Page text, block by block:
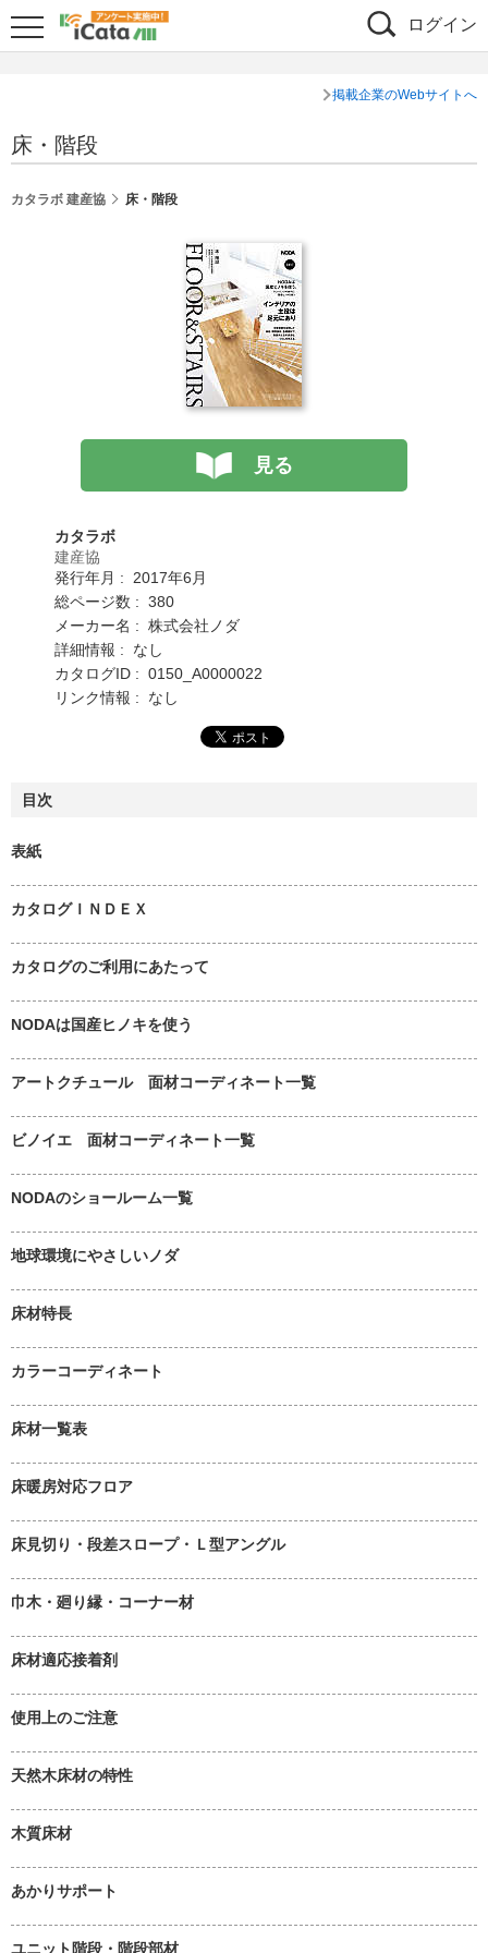
ログイン
掲載企業のWebサイトへ
床・階段
カタラボ 建産協 床・階段
見る
カタラボ
建産協
発行年月 : 2017年6月
総ページ数 : 380
メーカー名 : 株式会社ノダ
詳細情報 : なし
カタログID : 0150_A0000022
リンク情報 : なし
目次
表紙
カタログＩＮＤＥＸ
カタログのご利用にあたって
NODAは国産ヒノキを使う
アートクチュール 面材コーディネート一覧
ビノイエ 面材コーディネート一覧
NODAのショールーム一覧
地球環境にやさしいノダ
床材特長
カラーコーディネート
床材一覧表
床暖房対応フロア
床見切り・段差スロープ・Ｌ型アングル
巾木・廻り縁・コーナー材
床材適応接着剤
使用上のご注意
天然木床材の特性
木質床材
あかりサポート
ユニット階段・階段部材